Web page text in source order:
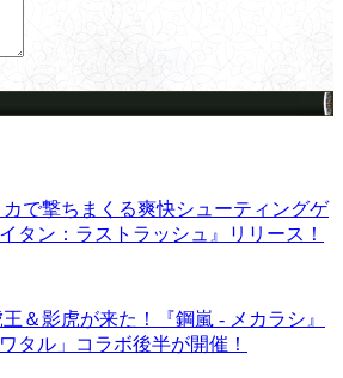
カで撃ちまくる爽快シューティングゲ
タン：ラストラッシュ』リリース！
＆影虎が来た！『鋼嵐 - メカラシ』
タル」コラボ後半が開催！